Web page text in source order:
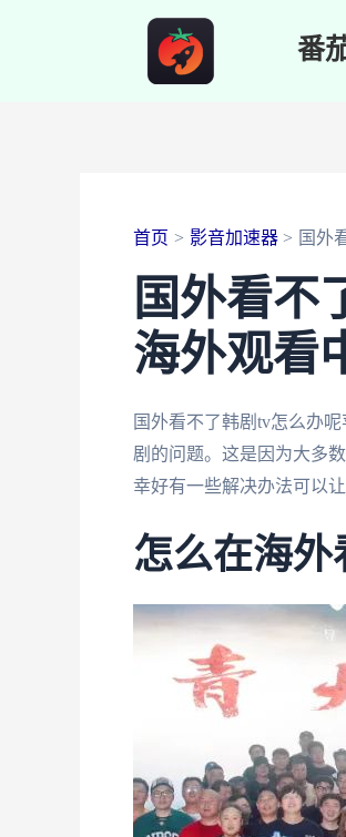
番
首页 影音加速器 国外
国外看不
海外观看
国外看不了韩剧tv怎么办
剧的问题。这是因为大多
幸好有一些解决办法可以
怎么在海外